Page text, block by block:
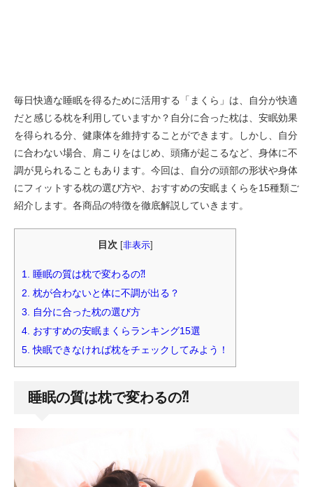
毎日快適な睡眠を得るために活用する「まくら」は、自分が快適
だと感じる枕を利用していますか？自分に合った枕は、安眠効果
を得られる分、健康体を維持することができます。しかし、自分
に合わない場合、肩こりをはじめ、頭痛が起こるなど、身体に不
調が見られることもあります。今回は、自分の頭部の形状や身体
にフィットする枕の選び方や、おすすめの安眠まくらを15種類ご
紹介します。各商品の特徴を徹底解説していきます。
目次 非表示]
1. 睡眠の質は枕で変わるの⁈
2. 枕が合わないと体に不調が出る？
3. 自分に合った枕の選び方
4. おすすめの安眠まくらランキング15選
5. 快眠できなければ枕をチェックしてみよう！
睡眠の質は枕で変わるの⁈